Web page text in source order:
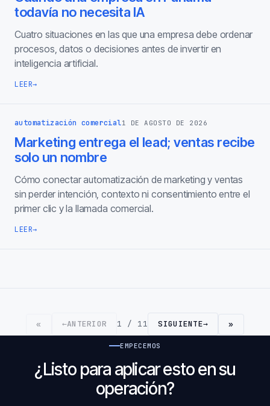
todavía no necesita IA
Cuatro situaciones en las que una empresa debe ordenar
procesos, datos o decisiones antes de invertir en
inteligencia artificial.
LEER→
automatización comercial1 DE AGOSTO DE 2026
Marketing entrega el lead; ventas recibe
solo un nombre
Cómo conectar automatización de marketing y ventas
sin perder intención, contexto ni consentimiento entre el
primer clic y la llamada comercial.
LEER→
« ←ANTERIOR 1 / 11 SIGUIENTE→ »
EMPECEMOS
¿Listo para aplicar esto en su
operación?